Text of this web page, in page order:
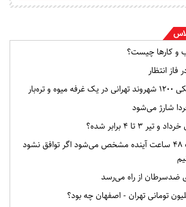
و کارها چیست؟
فاز انتظار
تره‌بار
شارژ می‌شود
تا ۴ برابر شده؟
وضعیت ایران ظرف ۴۸ ساعت آینده مشخص می‌شود اگر توافق نشود
ضدسرطان از راه می‌رسد